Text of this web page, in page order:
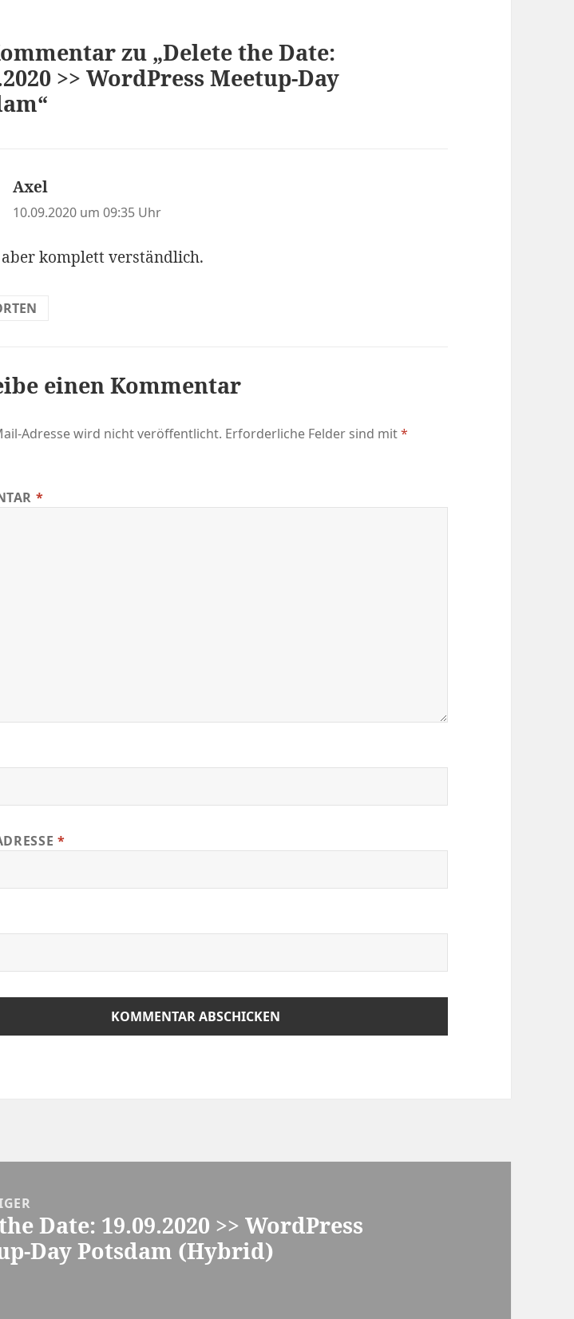
zu „Delete the Date:
>> WordPress Meetup-Day
Axel
10.09.2020 um 09:35 Uhr
aber komplett verständlich.
einen Kommentar
Adresse wird nicht veröffentlicht. Erforderliche Felder sind mit*
*
*
Date: 19.09.2020 >> WordPress
Day Potsdam (Hybrid)